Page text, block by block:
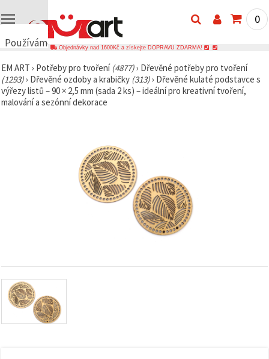
Používáme
🍪
Používáme
cookies a
podobné
relevantnější
reklamu, a
to i s
pomocí
partnerů
0
Objednávky nad 1600Kč a získejte DOPRAVU ZDARMA!
EM ART › Potřeby pro tvoření (4877)› Dřevěné potřeby pro tvoření
(1293)› Dřevěné ozdoby a krabičky (313)› Dřevěné kulaté podstavce s
výřezy listů – 90 × 2,5 mm (sada 2 ks) – ideální pro kreativní tvoření,
malování a sezónní dekorace